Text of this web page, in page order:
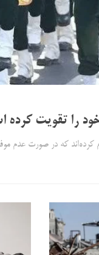
را تقویت
که در صورت عدم